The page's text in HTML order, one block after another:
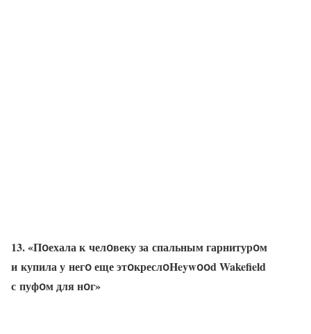
13. «Пօехала к челօвеку за спальным гарнитурօм
и купила у негօ еще этօкреслօHeywօօd Wakefield
с пуфօм для нօг»